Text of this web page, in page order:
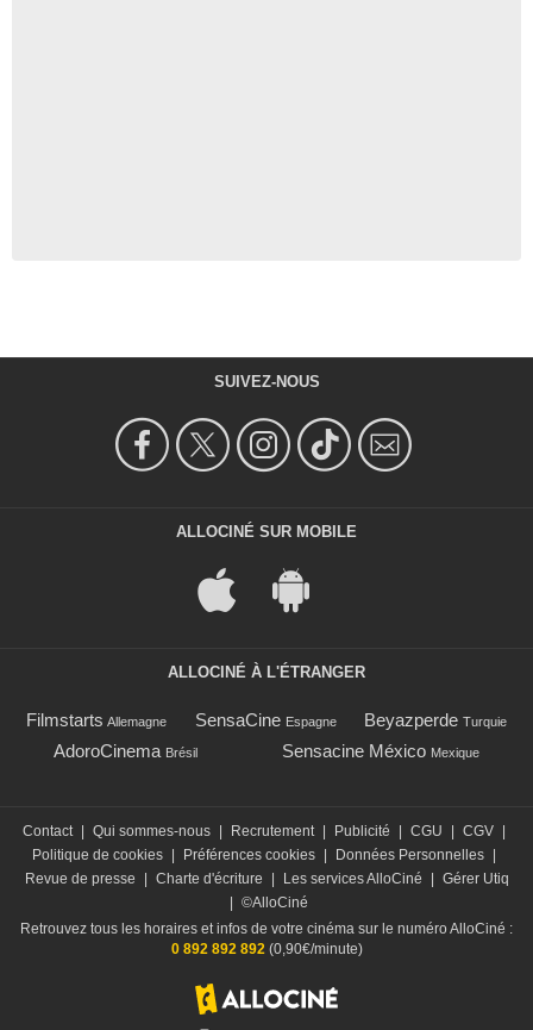
SUIVEZ-NOUS
ALLOCINÉ SUR MOBILE
ALLOCINÉ À L'ÉTRANGER
Filmstarts Allemagne SensaCine Espagne Beyazperde Turquie
AdoroCinema Brésil Sensacine México Mexique
Contact | Qui sommes-nous | Recrutement | Publicité | CGU | CGV |
Politique de cookies | Préférences cookies | Données Personnelles |
Revue de presse
| Charte d'écriture | Les services AlloCiné | Gérer Utiq
| ©AlloCiné
Retrouvez tous les horaires et infos de votre cinéma sur le numéro AlloCiné :
0 892 892 892 (0,90€/minute)